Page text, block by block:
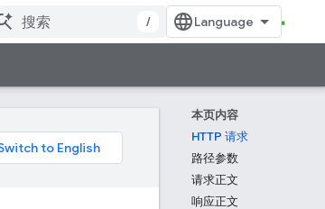
/
本页内容
HTTP 请求
路径参数
请求正文
响应正文